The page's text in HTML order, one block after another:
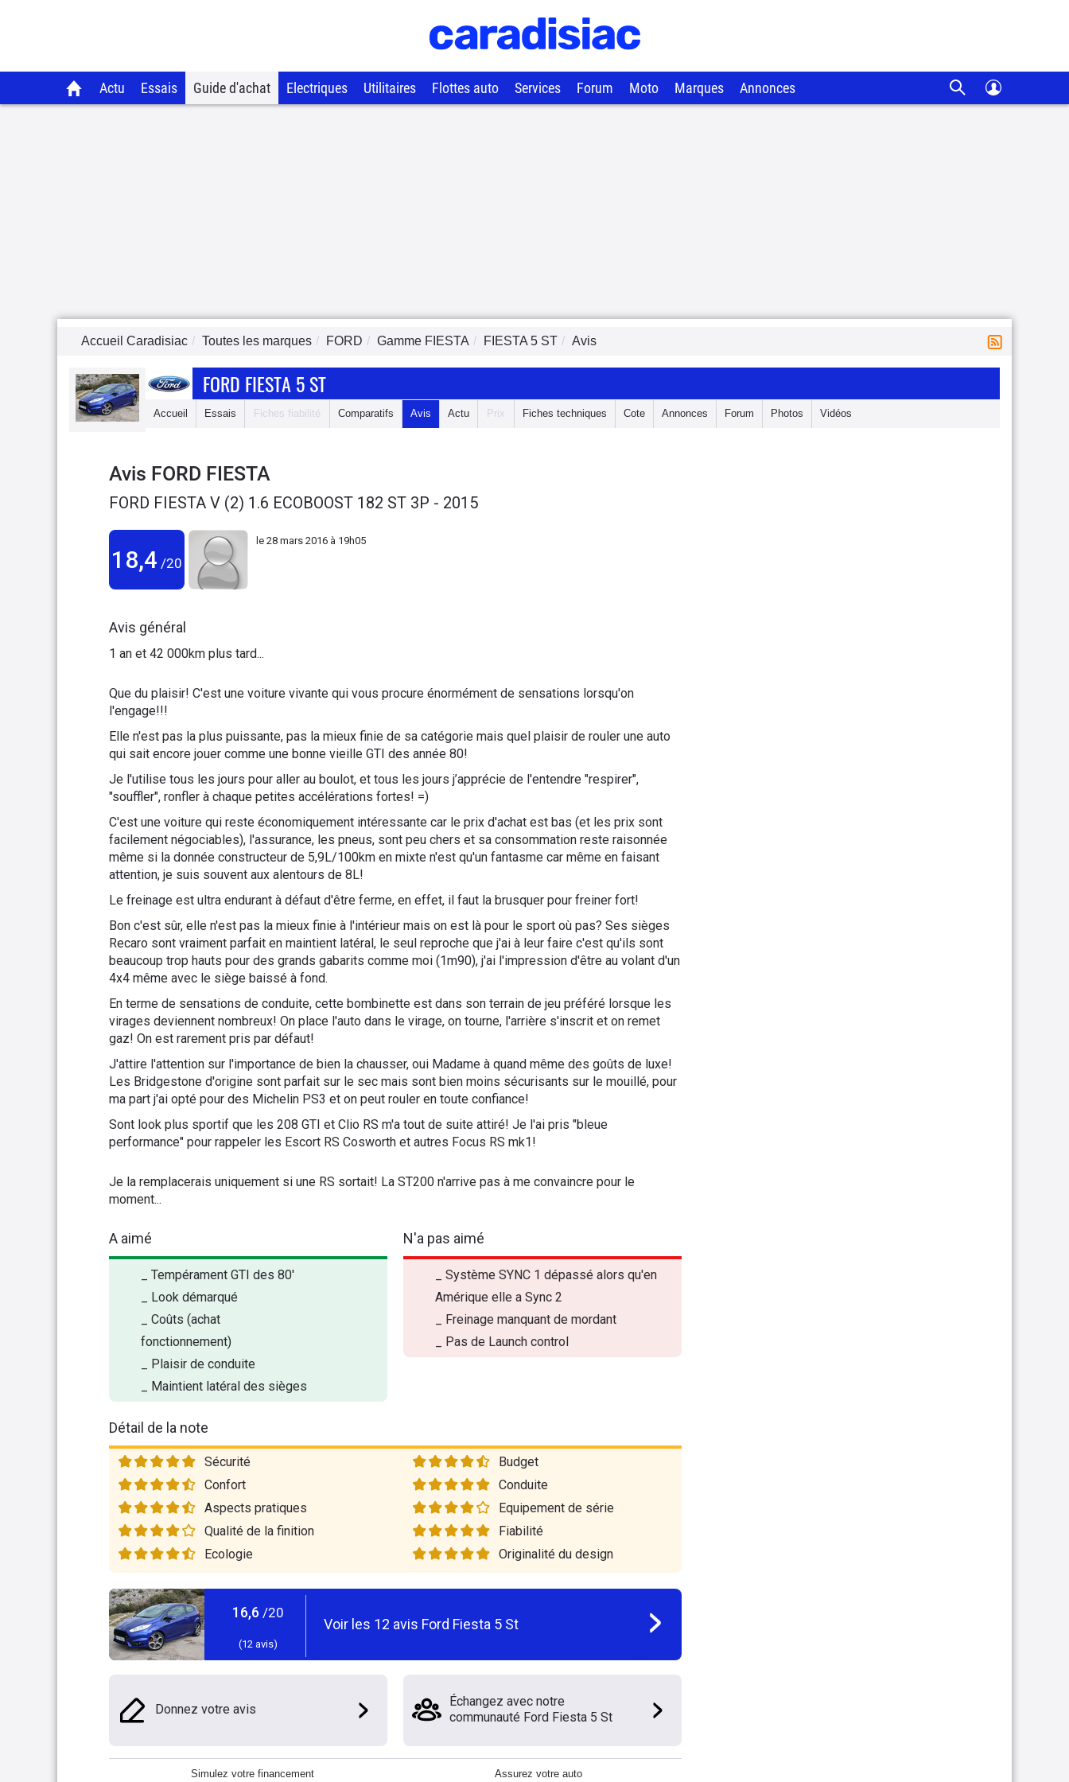
Actu Essais Guide d'achat Electriques Utilitaires Flottes auto Services Forum Moto Marques Annonces
Accueil Caradisiac Toutes les marques FORD Gamme FIESTA FIESTA 5 ST Avis
FORD FIESTA 5 ST
Accueil Essais Fiches fiabilité Comparatifs Avis Actu Prix Fiches techniques Cote Annonces Forum Photos Vidéos
Avis FORD FIESTA
FORD FIESTA V (2) 1.6 ECOBOOST 182 ST 3P - 2015
18,4 /20
le 28 mars 2016 à 19h05
Avis général
1 an et 42 000km plus tard...
Que du plaisir! C'est une voiture vivante qui vous procure énormément de sensations lorsqu'on
l'engage!!!
Elle n'est pas la plus puissante, pas la mieux finie de sa catégorie mais quel plaisir de rouler une auto
qui sait encore jouer comme une bonne vieille GTI des année 80!
Je l'utilise tous les jours pour aller au boulot, et tous les jours j’apprécie de l'entendre "respirer",
"souffler", ronfler à chaque petites accélérations fortes! =)
C'est une voiture qui reste économiquement intéressante car le prix d'achat est bas (et les prix sont
facilement négociables), l'assurance, les pneus, sont peu chers et sa consommation reste raisonnée
même si la donnée constructeur de 5,9L/100km en mixte n'est qu'un fantasme car même en faisant
attention, je suis souvent aux alentours de 8L!
Le freinage est ultra endurant à défaut d'être ferme, en effet, il faut la brusquer pour freiner fort!
Bon c'est sûr, elle n'est pas la mieux finie à l'intérieur mais on est là pour le sport où pas? Ses sièges
Recaro sont vraiment parfait en maintient latéral, le seul reproche que j'ai à leur faire c'est qu'ils sont
beaucoup trop hauts pour des grands gabarits comme moi (1m90), j'ai l'impression d'être au volant d'un
4x4 même avec le siège baissé à fond.
En terme de sensations de conduite, cette bombinette est dans son terrain de jeu préféré lorsque les
virages deviennent nombreux! On place l'auto dans le virage, on tourne, l'arrière s'inscrit et on remet
gaz! On est rarement pris par défaut!
J'attire l'attention sur l'importance de bien la chausser, oui Madame à quand même des goûts de luxe!
Les Bridgestone d'origine sont parfait sur le sec mais sont bien moins sécurisants sur le mouillé, pour
ma part j'ai opté pour des Michelin PS3 et on peut rouler en toute confiance!
Sont look plus sportif que les 208 GTI et Clio RS m'a tout de suite attiré! Je l'ai pris "bleue
performance" pour rappeler les Escort RS Cosworth et autres Focus RS mk1!
Je la remplacerais uniquement si une RS sortait! La ST200 n'arrive pas à me convaincre pour le
moment...
A aimé
_ Tempérament GTI des 80'
_ Look démarqué
_ Coûts (achat
fonctionnement)
_ Plaisir de conduite
_ Maintient latéral des sièges
N'a pas aimé
_ Système SYNC 1 dépassé alors qu'en
Amérique elle a Sync 2
_ Freinage manquant de mordant
_ Pas de Launch control
Détail de la note
Sécurité
Budget
Confort
Conduite
Aspects pratiques
Equipement de série
Qualité de la finition
Fiabilité
Ecologie
Originalité du design
16,6 /20
(12 avis)
Voir les 12 avis Ford Fiesta 5 St
Donnez votre avis
Échangez avec notre
communauté Ford Fiesta 5 St
Simulez votre financement Assurez votre auto